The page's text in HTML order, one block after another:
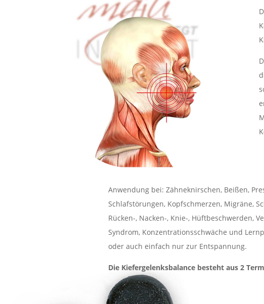
Anwendung bei: Zähneknirschen, Beißen,
Schlafstörungen, Kopfschmerzen, Migräne,
Rücken-, Nacken-, Knie-, Hüftbeschwerden,
Syndrom, Konzentrationsschwäche und
oder auch einfach nur zur Entspannung.
Die Kiefergelenksbalance besteht aus 2